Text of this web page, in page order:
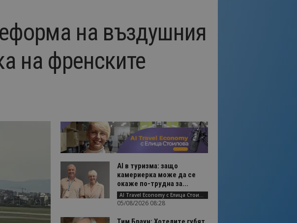
на въздушния
на френските
AI в туризма: защо
камериерка може да се
окаже по-трудна за...
AI Travel Economy с Елица Стоилова
05/08/2026 08:28